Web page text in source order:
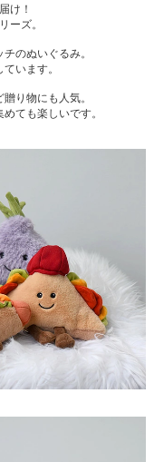
け！
ーズ。
のぬいぐるみ。
います。
り物にも人気。
ても楽しいです。